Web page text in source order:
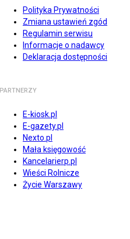
Polityka Prywatności
Zmiana ustawień zgód
Regulamin serwisu
Informacje o nadawcy
Deklaracja dostępności
PARTNERZY
E-kiosk.pl
E-gazety.pl
Nexto.pl
Mała księgowość
Kancelarierp.pl
Wieści Rolnicze
Życie Warszawy